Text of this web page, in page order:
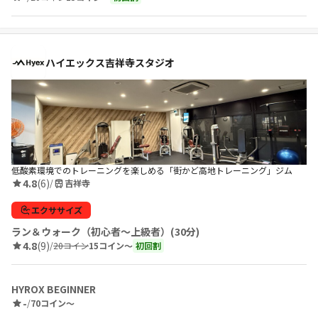
ハイエックス吉祥寺スタジオ
低酸素環境でのトレーニングを楽しめる「街かど高地トレーニング」ジム
4.8(6)/ 吉祥寺
エクササイズ
ラン＆ウォーク（初心者〜上級者）(30分)
4.8(9)/20コイン15コイン〜 初回割
HYROX BEGINNER
-/70コイン〜